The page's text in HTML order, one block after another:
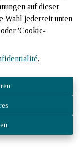
auf dieser
Wahl jederzeit unten
'Cookie-
.